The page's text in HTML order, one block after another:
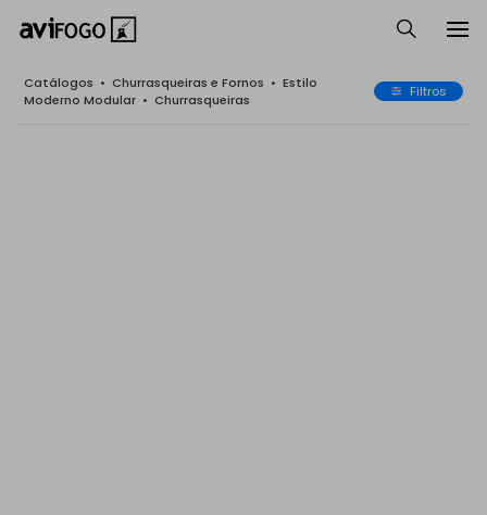
Catálogos • Churrasqueiras e Fornos • Estilo
Moderno Modular • Churrasqueiras Filtros